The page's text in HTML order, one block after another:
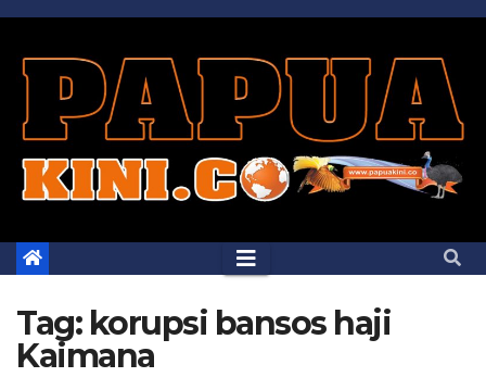
Skip
content
Tag: korupsi bansos haji
Kaimana